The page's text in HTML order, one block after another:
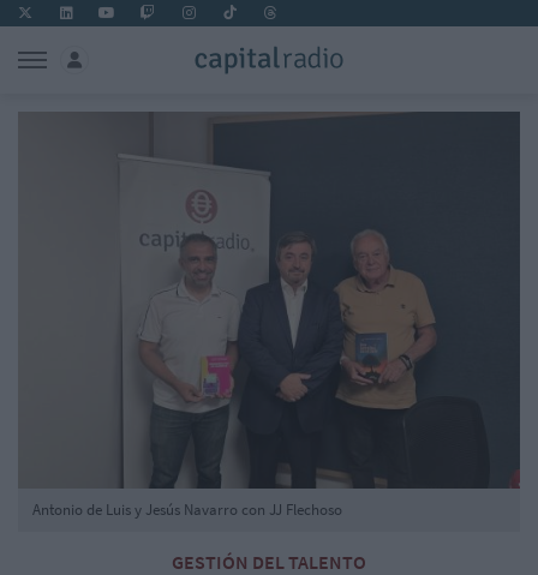
GESTIÓN DEL TALENTO
Antonio de Luis y Jesús Navarro con JJ Flechoso